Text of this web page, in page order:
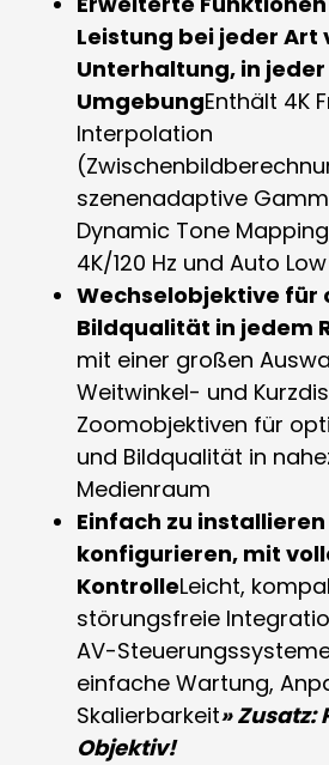
Leistung bei jeder Art
Unterhaltung, in jeder
UmgebungEnthält 4K
Interpolation
szenenadaptive
Dynamic Tone
4K/120 Hz und Auto
Wechselobjektive für
Bildqualität in jedem
mit einer großen
Weitwinkel- und
Zoomobjektiven für
und Bildqualität in
Medienraum
Einfach zu installieren
konfigurieren, mit
KontrolleLeicht,
störungsfreie
AV-
einfache Wartung,
Skalierbarkeit» Zusatz:
Objektiv!